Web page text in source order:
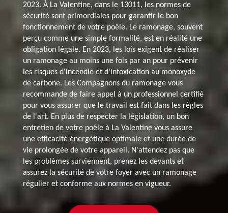
2023. À La Valentine, dans le 13011, les normes de
sécurité sont primordiales pour garantir le bon
fonctionnement de votre poêle. Le ramonage, souvent
perçu comme une simple formalité, est en réalité une
obligation légale. En 2023, les lois exigent de réaliser
un ramonage au moins une fois par an pour prévenir
les risques d'incendie et d'intoxication au monoxyde
de carbone. Les Compagnons du ramonage vous
recommande de faire appel à un professionnel certifié
pour vous assurer que le travail est fait dans les règles
de l'art. En plus de respecter la législation, un bon
entretien de votre poêle à La Valentine vous assure
une efficacité énergétique optimale et une durée de
vie prolongée de votre appareil. N'attendez pas que
les problèmes surviennent, prenez les devants et
assurez la sécurité de votre foyer avec un ramonage
régulier et conforme aux normes en vigueur.